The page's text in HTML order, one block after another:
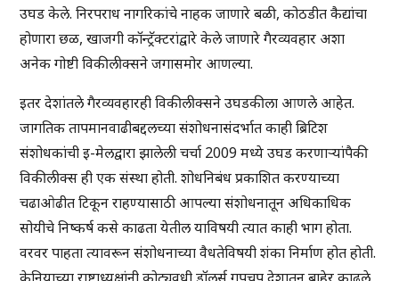
उघड केले. निरपराध नागरिकांचे नाहक जाणारे बळी, कोठडीत कैद्यांचा
होणारा छळ, खाजगी कॉन्ट्रॅक्टरांद्वारे केले जाणारे गैरव्यवहार अशा
अनेक गोष्टी विकीलीक्सने जगासमोर आणल्या.
इतर देशांतले गैरव्यवहारही विकीलीक्सने उघडकीला आणले आहेत.
जागतिक तापमानवाढीबद्दलच्या संशोधनासंदर्भात काही ब्रिटिश
संशोधकांची इ-मेलद्वारा झालेली चर्चा 2009 मध्ये उघड करणाऱ्यांपैकी
विकीलीक्स ही एक संस्था होती. शोधनिबंध प्रकाशित करण्याच्या
चढाओढीत टिकून राहण्यासाठी आपल्या संशोधनातून अधिकाधिक
सोयीचे निष्कर्ष कसे काढता येतील याविषयी त्यात काही भाग होता.
वरवर पाहता त्यावरून संशोधनाच्या वैधतेविषयी शंका निर्माण होत होती.